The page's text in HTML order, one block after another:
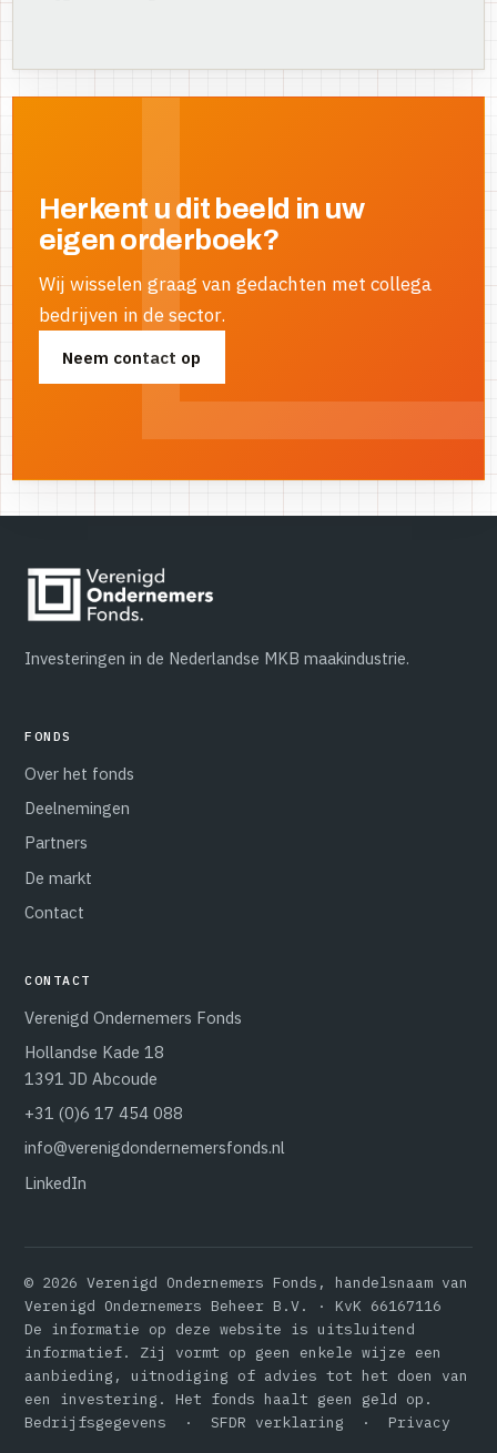
Herkent u dit beeld in uw
eigen orderboek?
Wij wisselen graag van gedachten met collega
bedrijven in de sector.
Neem contact op
Investeringen in de Nederlandse MKB maakindustrie.
FONDS
Over het fonds
Deelnemingen
Partners
De markt
Contact
CONTACT
Verenigd Ondernemers Fonds
Hollandse Kade 18
1391 JD Abcoude
+31 (0)6 17 454 088
info@verenigdondernemersfonds.nl
LinkedIn
© 2026 Verenigd Ondernemers Fonds, handelsnaam van
Verenigd Ondernemers Beheer B.V. · KvK 66167116
De informatie op deze website is uitsluitend
informatief. Zij vormt op geen enkele wijze een
aanbieding, uitnodiging of advies tot het doen van
een investering. Het fonds haalt geen geld op.
Bedrijfsgegevens ·SFDR verklaring · Privacy